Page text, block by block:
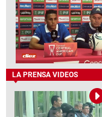
LA PRENSA VIDEOS